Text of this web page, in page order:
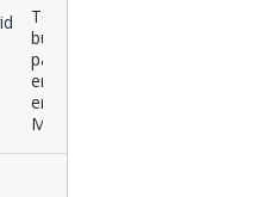
Team
building
para
empresas
en
Madrid